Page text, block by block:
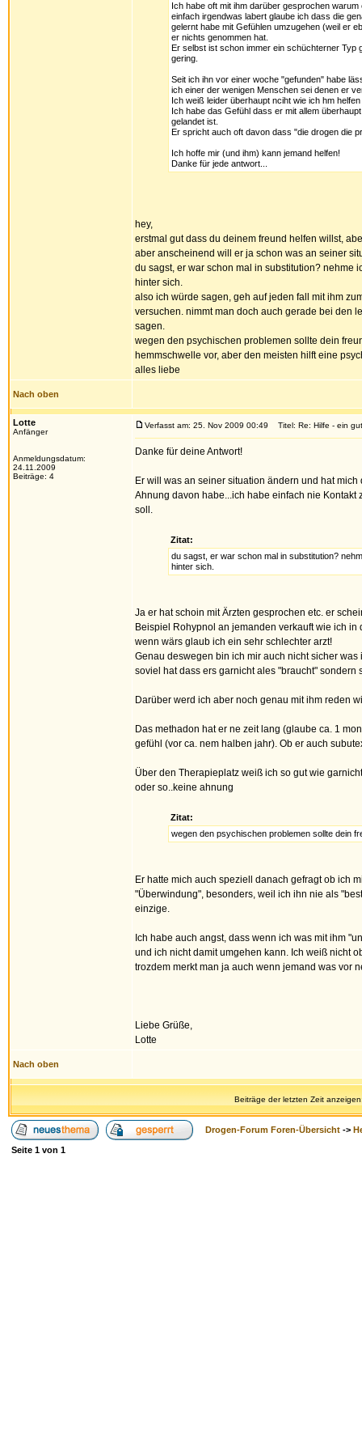
Ich habe oft mit ihm darüber gesprochen
einfach irgendwas labert glaube ich dass die
gelernt habe mit Gefühlen umzugehen (weil er
er nichts genommen hat.
Er selbst ist schon immer ein schüchterner Typ
gering.
Seit ich ihn vor einer woche "gefunden" habe
ich einer der wenigen Menschen sei denen er
Ich weiß leider überhaupt nciht wie ich hm helfen
Ich habe das Gefühl dass er mit allem
gelandet ist.
Er spricht auch oft davon dass "die drogen die
Ich hoffe mir (und ihm) kann jemand helfen!
Danke für jede antwort...
hey,
erstmal gut dass du deinem freund helfen willst,
aber anscheinend will er ja schon was an seiner
du sagst, er war schon mal in substitution? nehme
hinter sich.
also ich würde sagen, geh auf jeden fall mit ihm
versuchen. nimmt man doch auch gerade bei den
sagen.
wegen den psychischen problemen sollte dein
hemmschwelle vor, aber den meisten hilft eine
alles liebe
Nach oben
Lotte
Anfänger
Anmeldungsdatum:
24.11.2009
Beiträge: 4
Verfasst am: 25. Nov 2009 00:49 Titel: Re: Hilfe - ein
Danke für deine Antwort!
Er will was an seiner situation ändern und hat
Ahnung davon habe...ich habe einfach nie
soll.
Zitat:
du sagst, er war schon mal in substitution?
hinter sich.
Ja er hat schoin mit Ärzten gesprochen etc. er
Beispiel Rohypnol an jemanden verkauft wie ich
wenn wärs glaub ich ein sehr schlechter arzt!
Genau deswegen bin ich mir auch nicht sicher
soviel hat dass ers garnicht ales "braucht" sondern
Darüber werd ich aber noch genau mit ihm reden
Das methadon hat er ne zeit lang (glaube ca. 1
gefühl (vor ca. nem halben jahr). Ob er auch
Über den Therapieplatz weiß ich so gut wie
oder so..keine ahnung
Zitat:
wegen den psychischen problemen sollte dein
Er hatte mich auch speziell danach gefragt ob ich
"Überwindung", besonders, weil ich ihn nie als
einzige.
Ich habe auch angst, dass wenn ich was mit ihm
und ich nicht damit umgehen kann. Ich weiß nicht
trozdem merkt man ja auch wenn jemand was vor
Liebe Grüße,
Lotte
Nach oben
Beiträge der letzten Zeit
Drogen-Forum Foren-Übersicht ->
Seite 1 von 1